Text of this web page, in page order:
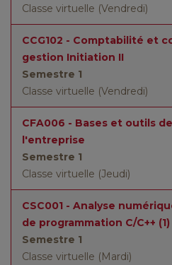
Classe virtuelle (Vendredi)
CCG102 - Comptabilité et
gestion Initiation II
Semestre 1
Classe virtuelle (Vendredi)
CFA006 - Bases et outils
l'entreprise
Semestre 1
Classe virtuelle (Jeudi)
CSC001 - Analyse
de programmation C/C++ (1)
Semestre 1
Classe virtuelle (Mardi)